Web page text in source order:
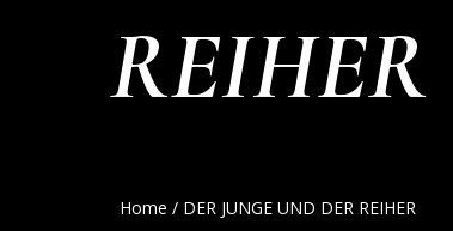
REIHER
Home / DER JUNGE UND DER REIHER